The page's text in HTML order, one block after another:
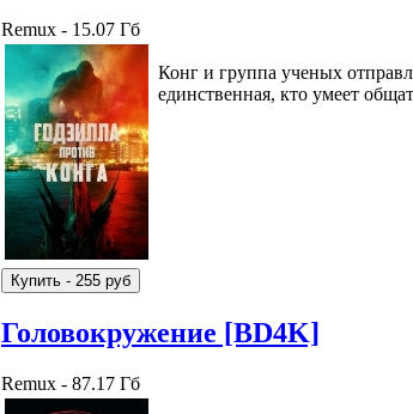
Remux - 15.07 Гб
Конг и группа ученых
единственная, кто умеет
Головокружение [BD4K]
Remux - 87.17 Гб